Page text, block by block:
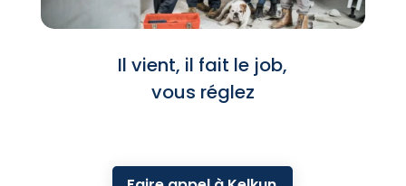
Il vient, il fait le job,
vous réglez